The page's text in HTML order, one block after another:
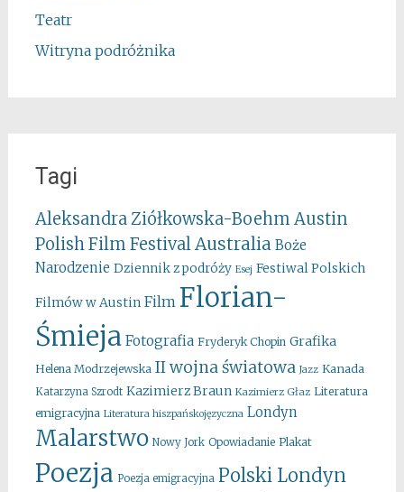
Teatr
Witryna podróżnika
Tagi
Aleksandra Ziółkowska-Boehm Austin
Polish Film FestivalAustralia Boże
Narodzenie Dziennik z podróży Esej Festiwal Polskich
Filmów w Austin Film Florian-
Śmieja Fotografia Fryderyk Chopin Grafika
Helena Modrzejewska II wojna światowa Jazz Kanada
Katarzyna Szrodt Kazimierz Braun Kazimierz Głaz Literatura
emigracyjna Literatura hiszpańskojęzyczna Londyn
Malarstwo Nowy Jork Opowiadanie Plakat
Poezja Poezja emigracyjna Polski Londyn